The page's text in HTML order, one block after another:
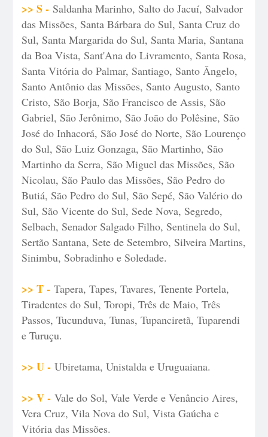
>> S - Saldanha Marinho, Salto do Jacuí, Salvador
das Missões, Santa Bárbara do Sul, Santa Cruz do
Sul, Santa Margarida do Sul, Santa Maria, Santana
da Boa Vista, Sant'Ana do Livramento, Santa Rosa,
Santa Vitória do Palmar, Santiago, Santo Ângelo,
Santo Antônio das Missões, Santo Augusto, Santo
Cristo, São Borja, São Francisco de Assis, São
Gabriel, São Jerônimo, São João do Polêsine, São
José do Inhacorá, São José do Norte, São Lourenço
do Sul, São Luiz Gonzaga, São Martinho, São
Martinho da Serra, São Miguel das Missões, São
Nicolau, São Paulo das Missões, São Pedro do
Butiá, São Pedro do Sul, São Sepé, São Valério do
Sul, São Vicente do Sul, Sede Nova, Segredo,
Selbach, Senador Salgado Filho, Sentinela do Sul,
Sertão Santana, Sete de Setembro, Silveira Martins,
Sinimbu, Sobradinho e Soledade.
>> T - Tapera, Tapes, Tavares, Tenente Portela,
Tiradentes do Sul, Toropi, Três de Maio, Três
Passos, Tucunduva, Tunas, Tupanciretã, Tuparendi
e Turuçu.
>> U - Ubiretama, Unistalda e Uruguaiana.
>> V - Vale do Sol, Vale Verde e Venâncio Aires,
Vera Cruz, Vila Nova do Sul, Vista Gaúcha e
Vitória das Missões.